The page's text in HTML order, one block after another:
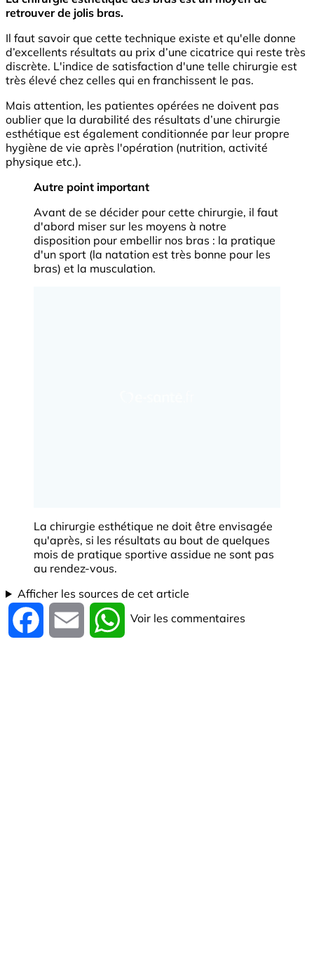
retrouver de jolis bras.
Il faut savoir que cette technique existe et qu'elle donne
d’excellents résultats au prix d’une cicatrice qui reste très
discrète. L'indice de satisfaction d'une telle chirurgie est
très élevé chez celles qui en franchissent le pas.
Mais attention, les patientes opérées ne doivent pas
oublier que la durabilité des résultats d’une chirurgie
esthétique est également conditionnée par leur propre
hygiène de vie après l'opération (nutrition, activité
physique etc.).
Autre point important
Avant de se décider pour cette chirurgie, il faut
d'abord miser sur les moyens à notre
disposition pour embellir nos bras : la pratique
d'un sport (la natation est très bonne pour les
bras) et la musculation.
La chirurgie esthétique ne doit être envisagée
qu'après, si les résultats au bout de quelques
mois de pratique sportive assidue ne sont pas
au rendez-vous.
Afficher les sources de cet article
Facebook Email WhatsApp
Voir les commentaires